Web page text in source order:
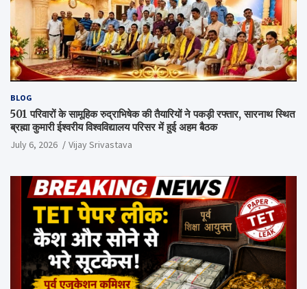
BLOG
501 परिवारों के सामूहिक रुद्राभिषेक की तैयारियों ने पकड़ी रफ्तार, सारनाथ स्थित
ब्रह्मा कुमारी ईश्वरीय विश्वविद्यालय परिसर में हुई अहम बैठक
July 6, 2026 Vijay Srivastava